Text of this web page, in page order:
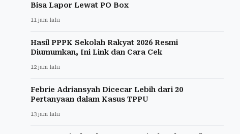
Bisa Lapor Lewat PO Box
11 jam lalu
Hasil PPPK Sekolah Rakyat 2026 Resmi
Diumumkan, Ini Link dan Cara Cek
12 jam lalu
Febrie Adriansyah Dicecar Lebih dari 20
Pertanyaan dalam Kasus TPPU
13 jam lalu